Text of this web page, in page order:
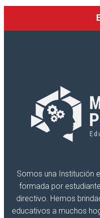
Somos una Institución
formada por
directivo. Hemos
educativos a muchos